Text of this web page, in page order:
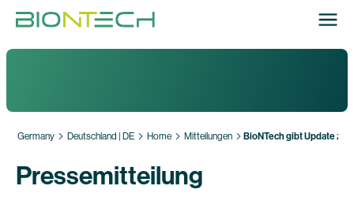
Germany Deutschland | DE Home Mitteilungen BioNTech gibt Update zu
Pressemitteilung